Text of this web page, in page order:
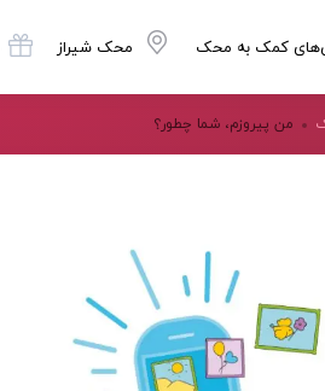
کمک به محک محک شیراز
من پیروزم، شما چطور؟